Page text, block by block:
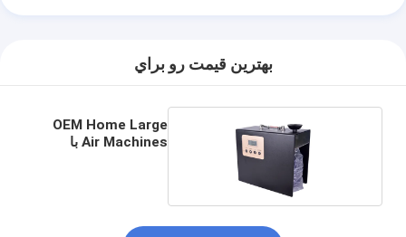
بهترين قيمت رو براي
OEM Home Large
Air Machines با